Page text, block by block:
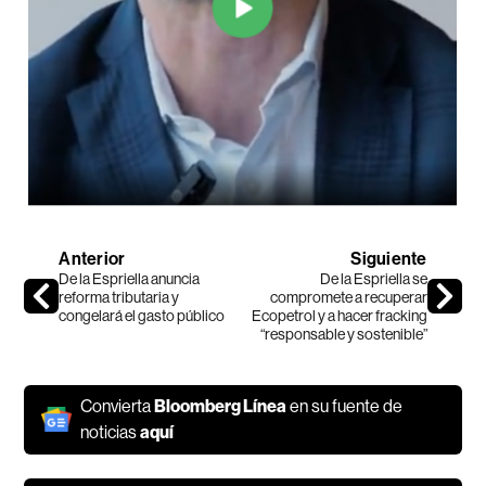
Anterior
De la Espriella anuncia
reforma tributaria y
congelará el gasto público
Siguiente
De la Espriella se
compromete a recuperar
Ecopetrol y a hacer fracking
“responsable y sostenible”
ConviertaBloomberg Línea en su fuente de
noticiasaquí